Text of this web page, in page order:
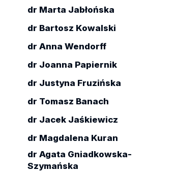
dr Marta Jabłońska
dr Bartosz Kowalski
dr Anna Wendorff
dr Joanna Papiernik
dr Justyna Fruzińska
dr Tomasz Banach
dr Jacek Jaśkiewicz
dr Magdalena Kuran
dr Agata Gniadkowska-
Szymańska